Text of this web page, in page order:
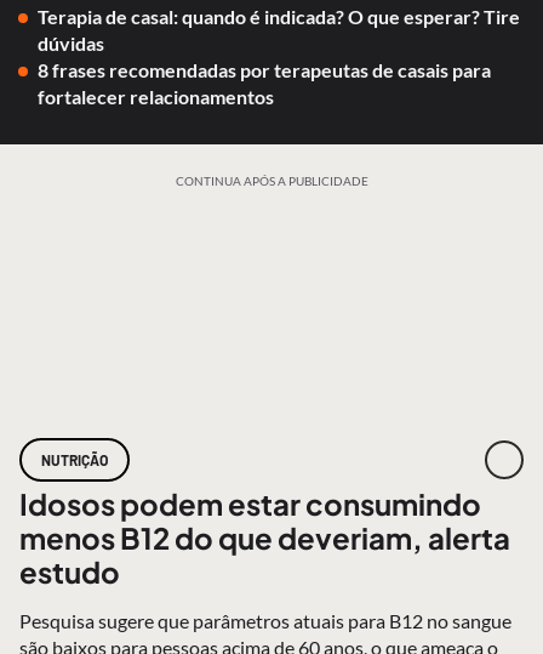
Terapia de casal: quando é indicada? O que esperar? Tire
dúvidas
8 frases recomendadas por terapeutas de casais para
fortalecer relacionamentos
CONTINUA APÓS A PUBLICIDADE
NUTRIÇÃO
Idosos podem estar consumindo
menos B12 do que deveriam, alerta
estudo
Pesquisa sugere que parâmetros atuais para B12 no sangue
são baixos para pessoas acima de 60 anos, o que ameaça o